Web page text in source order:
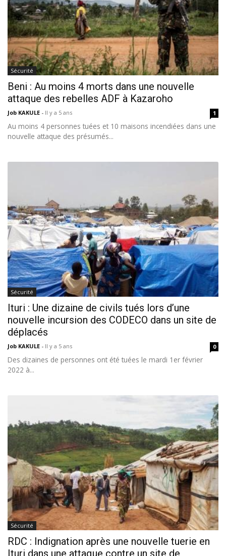
Sécurité
Beni : Au moins 4 morts dans une nouvelle
attaque des rebelles ADF à Kazaroho
Job KAKULE - Il y a 5 ans 1
Au moins 4 personnes tuées et 10 maisons incendiées dans une
nouvelle attaque des présumés...
Sécurité
Ituri : Une dizaine de civils tués lors d’une
nouvelle incursion des CODECO dans un site de
déplacés
Job KAKULE - Il y a 5 ans 0
Des dizaines de personnes ont été tuées le mardi 1er février
2022 à...
Sécurité
RDC : Indignation après une nouvelle tuerie en